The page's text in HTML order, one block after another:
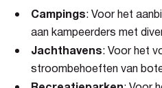
Campings: Voor het
aan kampeerders met
Jachthavens: Voor het
stroombehoeften van